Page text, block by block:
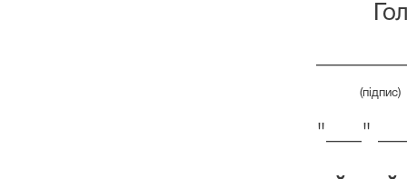
(підпис)
"___"